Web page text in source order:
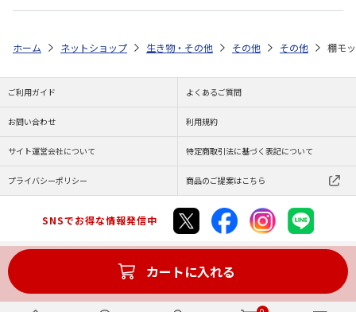
カートに入れる
ホーム ネットショップ 生き物・その他 その他 その他 棚モ
ご利用ガイド よくあるご質問
お問い合わせ 利用規約
サイト運営会社について 特定商取引法に基づく表記について
プライバシーポリシー 商品のご提案はこちら
SNSでお得な情報発信中